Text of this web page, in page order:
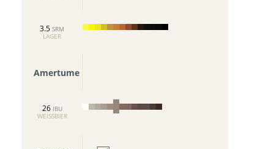
3.5 SRM
LAGER
Amertume
26 IBU
WEISSBIER